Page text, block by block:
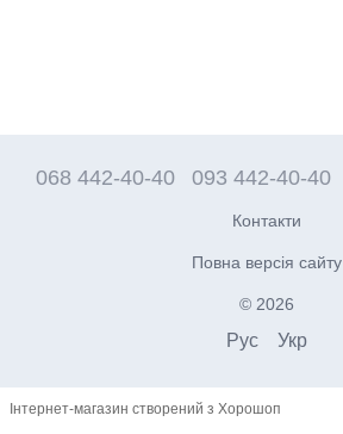
068 442-40-40 093 442-40-40
Контакти
Повна версія сайту
© 2026
Рус Укр
Інтернет-магазин створений з Хорошоп